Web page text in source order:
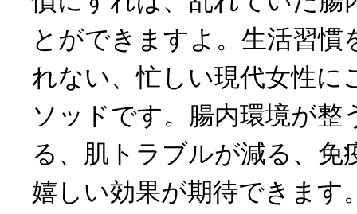
とができますよ。生活習慣
れない、忙しい現代女性に
ソッドです。腸内環境が整
る、肌トラブルが減る、免
嬉しい効果が期待できます